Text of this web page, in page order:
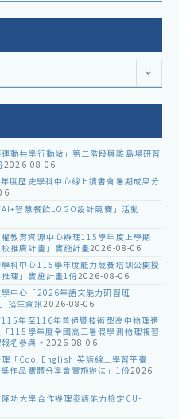
動共學行動站」第二階段與離島場研習
2026-08-06
度歷史學科中心線上讀書會暑期成果分
智慧餐飲LOGO設計競賽」活動
教育資源中心辦理115學年度上學期
校推廣計畫」實施計畫2026-08-06
科中心115學年度能力競賽培訓公開授
理」實施計畫1份2026-08-06
中心「2026年語文能力研習班
招生資訊2026-08-06
年至116年普通暨技術型高中物理適
115學年度全國高三暑假學測物理複習
名參與。 2026-08-06
「Cool English 英語線上學習平臺
作品實體分享會實施辦法」1份2026-
功大學合作辦理泰語能力檢定CU-